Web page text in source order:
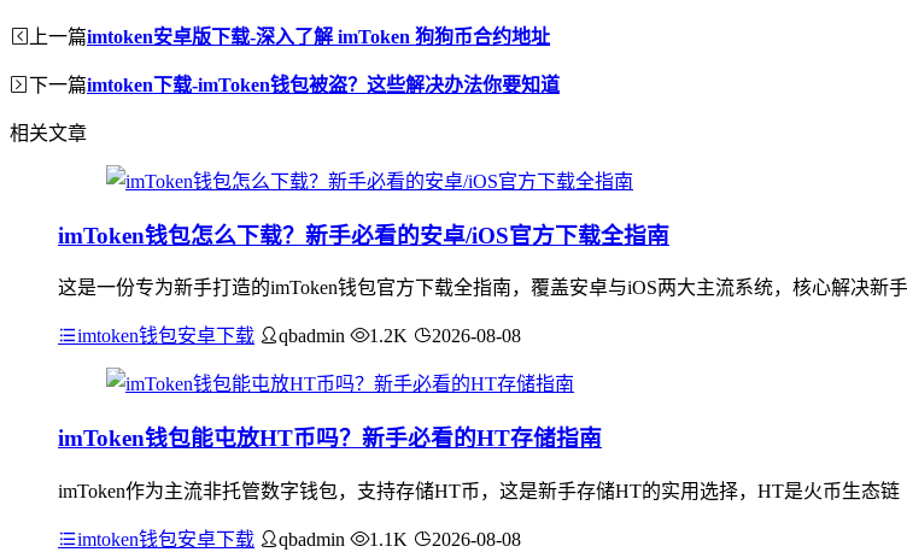
上一篇imtoken安卓版下载-深入了解 imToken 狗狗币合约地址
下一篇imtoken下载-imToken钱包被盗？这些解决办法你要知道
相关文章
imToken钱包怎么下载？新手必看的安卓/iOS官方下载全指南
这是一份专为新手打造的imToken钱包官方下载全指南，覆盖安卓与iOS两大主流系统，核心解决新
imtoken钱包安卓下载 qbadmin 1.2K 2026-08-08
imToken钱包能屯放HT币吗？新手必看的HT存储指南
imToken作为主流非托管数字钱包，支持存储HT币，这是新手存储HT的实用选择，HT是火币生态
imtoken钱包安卓下载 qbadmin 1.1K 2026-08-08